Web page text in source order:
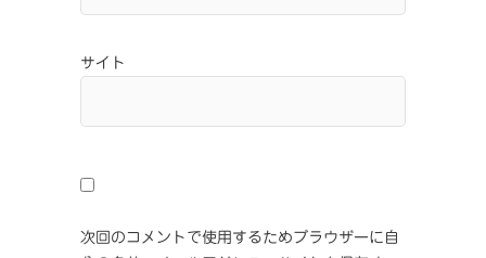
サイト
次回のコメントで使用するためブラウザーに自